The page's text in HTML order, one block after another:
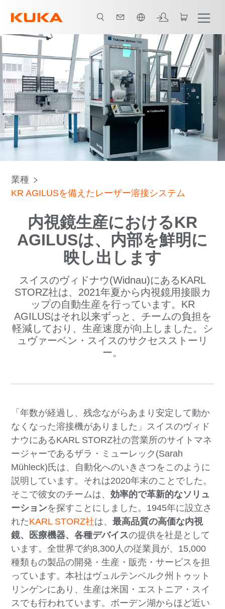
すべてのシステムパートナー
業種
KR AGILUSを備えたレーザー溶接システム
内視鏡生産におけるKR
AGILUSは、内部を鮮明に
映し出します
スイスのヴィドナウ(Widnau)にあるKARL
STORZ社は、2021年夏から内視鏡用接眼カ
ップの自動生産を行っています。KR
AGILUSはそれ以来ずっと、チームの負担を
軽減しており、生産速度が向上しました。シ
ュヴァーベン・スイスのサクセスストーリ
ー。
「年数が経過し、残念ながらあまり安定して動か
なくなった溶接機がありました」スイスのヴィド
ナウにあるKARL STORZ社の営業所のサイトマネ
ージャーであるザラ・ミューレック(Sarah
Mühleck)氏は、自動化へのいきさつをこのように
説明しています。それは2020年末のことでした。
そこで彼女のチームは、効率的で革新的なソリュ
ーションを探すことにしました。1945年に設立さ
れたKARL STORZ社は、最高品質の高価な内視
鏡、医療機器、各種デバイスの提供を社是として
います。全世界で約8,300人の従業員が、15,000
種類もの製品の開発・生産・販売・サービスを担
っています。本社はヴュルテンベルク州トゥット
リンゲンにあり、生産は米国・エストニア・スイ
スでも行われています。ボーデン湖からほど近い